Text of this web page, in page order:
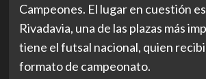
Campeones. El lugar en cuestión
Rivadavia, una de las plazas más
tiene el futsal nacional, quien
formato de campeonato.